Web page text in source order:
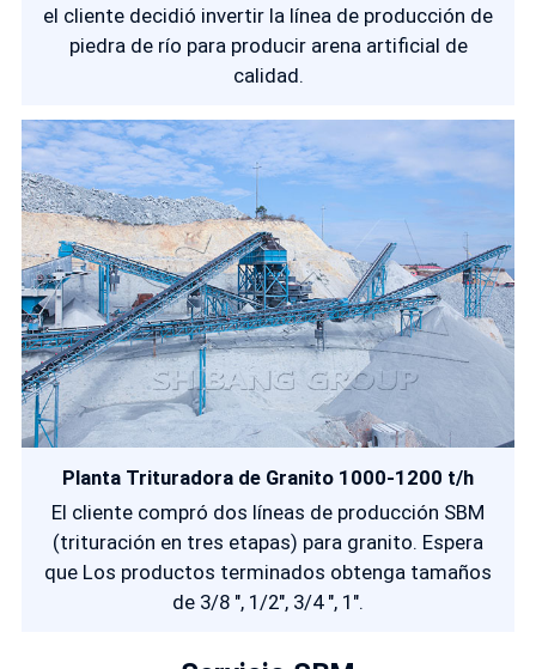
el cliente decidió invertir la línea de producción de
piedra de río para producir arena artificial de
calidad.
El cliente compró dos líneas de producción SBM
(trituración en tres etapas) para granito. Espera
que Los productos terminados obtenga tamaños
de 3/8 ", 1/2", 3/4 ", 1".
Planta Trituradora de Granito 1000-1200 t/h